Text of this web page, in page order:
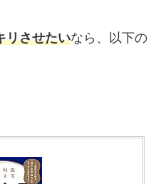
リさせたいなら、以下の